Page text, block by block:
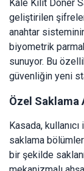
Kale Kilit Döner
geliştirilen
anahtar
biyometrik
sunuyor. Bu
güvenliğin yeni
Özel Saklama
Kasada,
saklama
bir şekilde